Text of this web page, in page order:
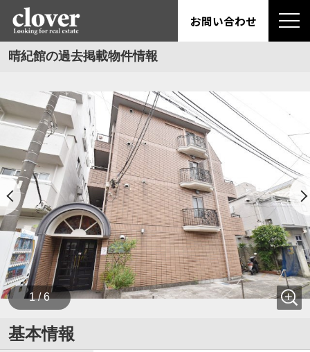
お問い合わせ
晴紀館の過去掲載物件情報
1 / 6
基本情報